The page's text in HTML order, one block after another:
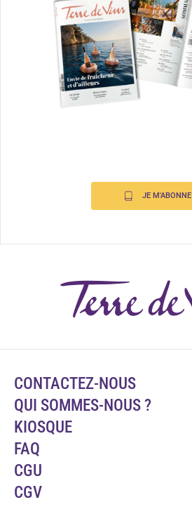
JE M'ABONNE
CONTACTEZ-NOUS
QUI SOMMES-NOUS ?
KIOSQUE
FAQ
CGU
CGV